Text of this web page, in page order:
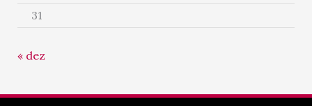
31
« dez